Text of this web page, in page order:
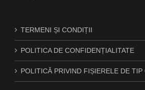
TERMENI ȘI CONDIȚII
POLITICA DE CONFIDENȚIALITATE
POLITICĂ PRIVIND FIȘIERELE DE TIP